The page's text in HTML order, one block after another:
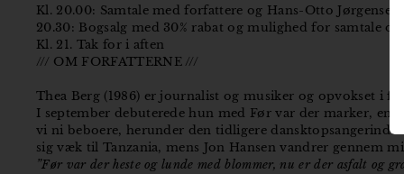
Kl. 20.00: Samtale med forfattere og Hans-Otto Jørgensen
20.30: Bogsalg med 30% rabat og mulighed for samtale
Kl. 21. Tak for i aften
/// OM FORFATTERNE ///
Thea Berg (1986) er journalist og musiker og opvokset i
I september debuterede hun med Før var der marker, en
vi ni beboere, herunder den tidligere
sig væk til Tanzania, mens Jon Hansen vandrer gennem
”Før var der heste og lunde med blommer, nu er der asfalt og